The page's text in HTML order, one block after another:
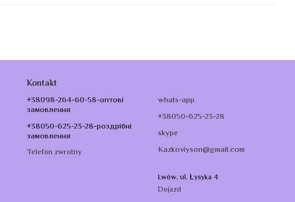
Kontakt
+38098-264-60-58-оптові
замовлення
+38050-625-23-28-роздрібні
замовлення
Telefon zwrotny
whats-app
+38050-625-23-28
skype
Kazkoviyson@gmail.com
Lwów, ul. Łysyka 4
Dojazd